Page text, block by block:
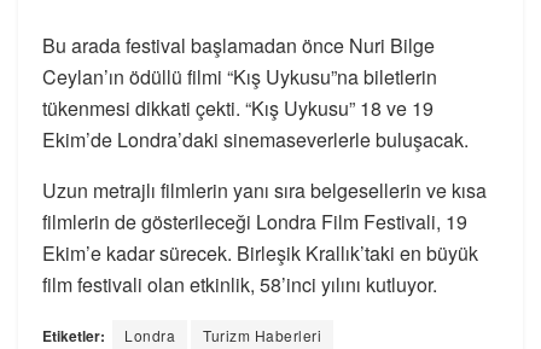
Bu arada festival başlamadan önce Nuri Bilge
Ceylan’ın ödüllü filmi “Kış Uykusu”na biletlerin
tükenmesi dikkati çekti. “Kış Uykusu” 18 ve 19
Ekim’de Londra’daki sinemaseverlerle buluşacak.
Uzun metrajlı filmlerin yanı sıra belgesellerin ve kısa
filmlerin de gösterileceği Londra Film Festivali, 19
Ekim’e kadar sürecek. Birleşik Krallık’taki en büyük
film festivali olan etkinlik, 58’inci yılını kutluyor.
Etiketler: Londra Turizm Haberleri